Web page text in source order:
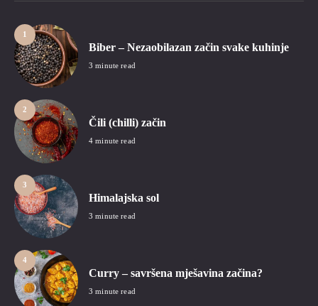
1
Biber – Nezaobilazan začin svake kuhinje
3 minute read
2
Čili (chilli) začin
4 minute read
3
Himalajska sol
3 minute read
4
Curry – savršena mješavina začina?
3 minute read